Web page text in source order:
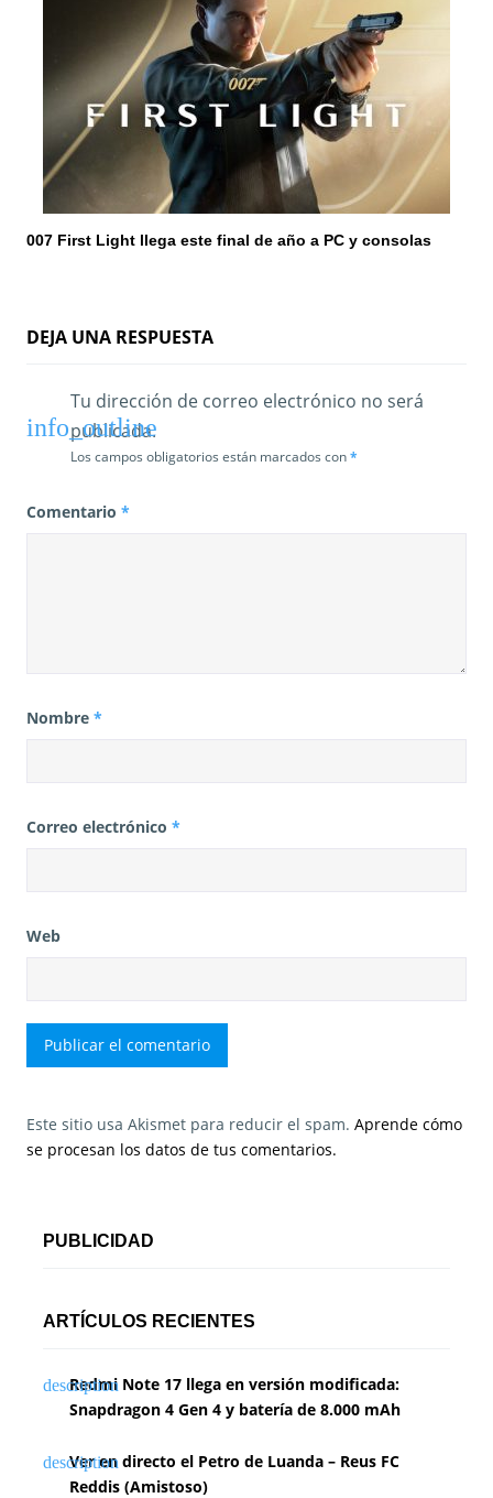
007 First Light llega este final de año a PC y consolas
DEJA UNA RESPUESTA
Tu dirección de correo electrónico no será
publicada.
Los campos obligatorios están marcados con*
Comentario *
Nombre *
Correo electrónico *
Web
Este sitio usa Akismet para reducir el spam. Aprende cómo
se procesan los datos de tus comentarios.
PUBLICIDAD
ARTÍCULOS RECIENTES
Redmi Note 17 llega en versión modificada:
Snapdragon 4 Gen 4 y batería de 8.000 mAh
Ver en directo el Petro de Luanda – Reus FC
Reddis (Amistoso)